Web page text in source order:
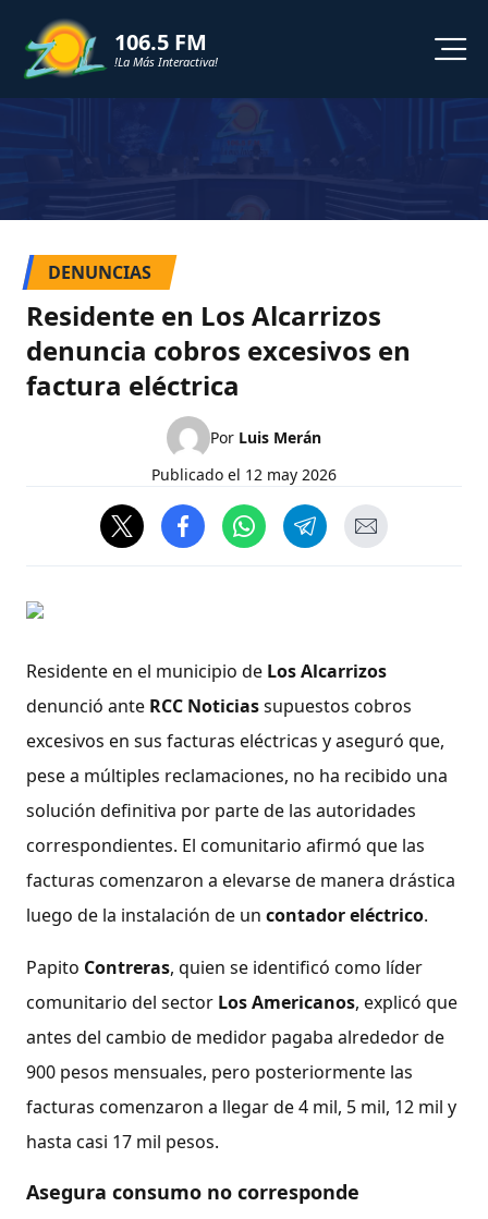
106.5 FM
!La Más Interactiva!
SHORTS
PODCAST
DENUNCIAS
Residente en Los Alcarrizos
denuncia cobros excesivos en
factura eléctrica
Por Luis Merán
Publicado el 12 may 2026
Residente en el municipio de Los Alcarrizos
denunció ante RCC Noticiassupuestos cobros
excesivos en sus facturas eléctricas y aseguró que,
pese a múltiples reclamaciones, no ha recibido una
solución definitiva por parte de las autoridades
correspondientes. El comunitario afirmó que las
facturas comenzaron a elevarse de manera drástica
luego de la instalación de un contador eléctrico.
Papito Contreras, quien se identificó como líder
comunitario del sector Los Americanos, explicó que
antes del cambio de medidor pagaba alrededor de
900 pesos mensuales, pero posteriormente las
facturas comenzaron a llegar de 4 mil, 5 mil, 12 mil y
hasta casi 17 mil pesos.
Asegura consumo no corresponde